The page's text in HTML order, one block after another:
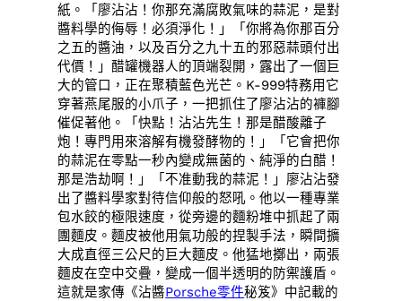
紙。「廖沾沾！你那充滿腐敗氣味的蒜泥，是對
醬料學的侮辱！必須淨化！」「你將為你那百分
之五的醬油，以及百分之九十五的邪惡蒜頭付出
代價！」醋罐機器人的頂端裂開，露出了一個巨
大的管口，正在聚積藍色光芒。K-999特務用它
穿著燕尾服的小爪子，一把抓住了廖沾沾的褲腳
催促著他。「快點！沾沾先生！那是醋酸離子
炮！專門用來溶解有機發酵物的！」「它會把你
的蒜泥在零點一秒內變成無菌的、純淨的白醋！
那是浩劫啊！」「不准動我的蒜泥！」廖沾沾發
出了醬料學家對待信仰般的怒吼。他以一種專業
包水餃的極限速度，從旁邊的麵粉堆中抓起了兩
團麵皮。麵皮被他用氣功般的捏製手法，瞬間擴
大成直徑三公尺的巨大麵皮。他猛地擲出，兩張
麵皮在空中交疊，變成一個半透明的防禦護盾。
這就是家傳《沾醬Porsche零件秘笈》中記載的